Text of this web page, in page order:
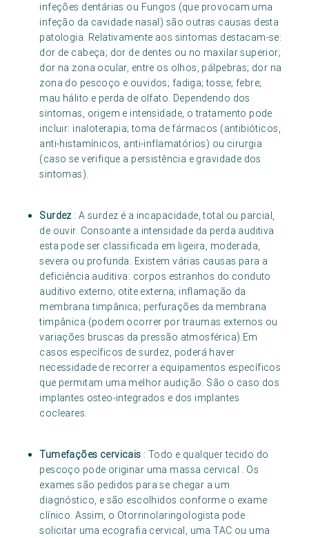
infeções dentárias ou Fungos (que provocam uma
infeção da cavidade nasal) são outras causas desta
patologia. Relativamente aos sintomas destacam-se:
dor de cabeça; dor de dentes ou no maxilar superior;
dor na zona ocular, entre os olhos, pálpebras; dor na
zona do pescoço e ouvidos; fadiga; tosse; febre;
mau hálito e perda de olfato. Dependendo dos
sintomas, origem e intensidade, o tratamento pode
incluir: inaloterapia; toma de fármacos (antibióticos,
anti-histamínicos, anti-inflamatórios) ou cirurgia
(caso se verifique a persistência e gravidade dos
sintomas).
Surdez: A surdez é a incapacidade, total ou parcial,
de ouvir. Consoante a intensidade da perda auditiva
esta pode ser classificada em ligeira, moderada,
severa ou profunda. Existem várias causas para a
deficiência auditiva: corpos estranhos do conduto
auditivo externo; otite externa; inflamação da
membrana timpânica; perfurações da membrana
timpânica (podem ocorrer por traumas externos ou
variações bruscas da pressão atmosférica).Em
casos específicos de surdez, poderá haver
necessidade de recorrer a equipamentos específicos
que permitam uma melhor audição. São o caso dos
implantes osteo-integrados e dos implantes
cocleares.
Tumefações cervicais : Todo e qualquer tecido do
pescoço pode originar uma massa cervical . Os
exames são pedidos para se chegar a um
diagnóstico, e são escolhidos conforme o exame
clínico. Assim, o Otorrinolaringologista pode
solicitar uma ecografia cervical, uma TAC ou uma